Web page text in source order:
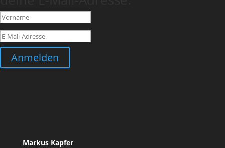
Anmelden
Markus Kapfer